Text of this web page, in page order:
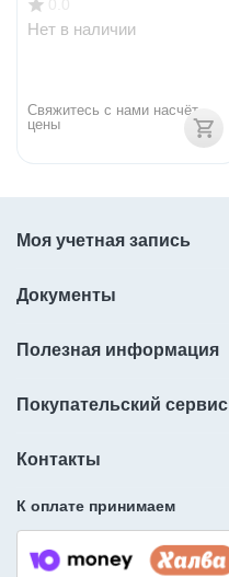
Нет в наличии
Свяжитесь с нами насчёт
цены
Моя учетная запись
Документы
Полезная информация
Покупательский сервис
Контакты
К оплате принимаем